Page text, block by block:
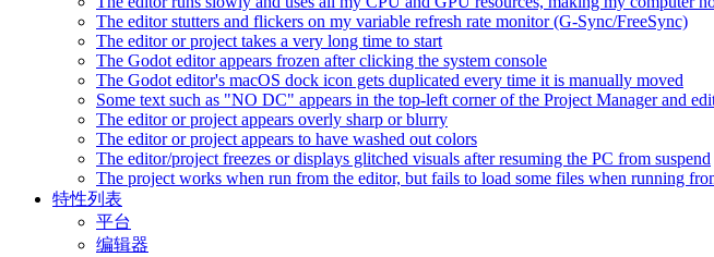
The editor stutters and flickers on my variable refresh rate monitor (G-Sync/FreeSync)
The editor or project takes a very long time to start
The Godot editor appears frozen after clicking the system console
The Godot editor's macOS dock icon gets duplicated every time it is manually moved
Some text such as "NO DC" appears in the top-left corner of the Project Manager and
The editor or project appears overly sharp or blurry
The editor or project appears to have washed out colors
The editor/project freezes or displays glitched visuals after resuming the PC from suspend
The project works when run from the editor, but fails to load some files when running
特性列表
平台
编辑器